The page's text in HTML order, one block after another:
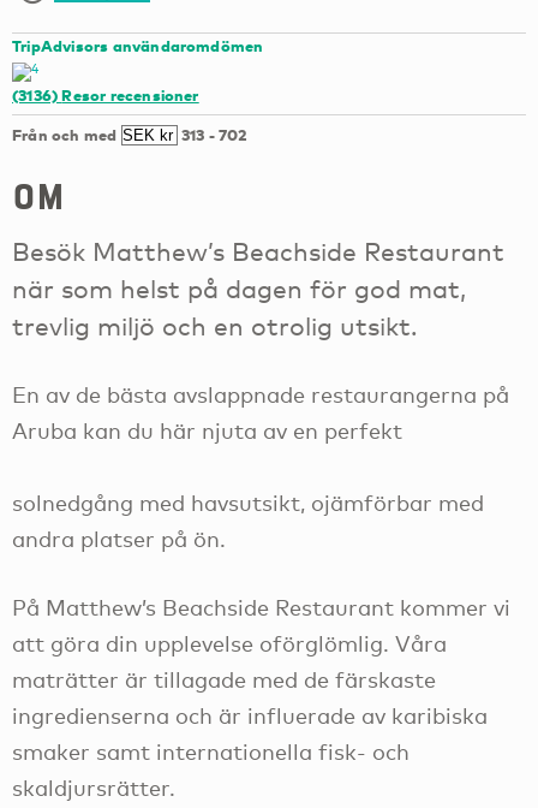
TripAdvisors användaromdömen
(3136)Resor recensioner
Från och med 313 -702
om
Besök Matthew’s Beachside Restaurant
när som helst på dagen för god mat,
trevlig miljö och en otrolig utsikt.
En av de bästa avslappnade restaurangerna på
Aruba kan du här njuta av en perfekt
solnedgång med havsutsikt, ojämförbar med
andra platser på ön.
På Matthew’s Beachside Restaurant kommer vi
att göra din upplevelse oförglömlig. Våra
maträtter är tillagade med de färskaste
ingredienserna och är influerade av karibiska
smaker samt internationella fisk- och
skaldjursrätter.